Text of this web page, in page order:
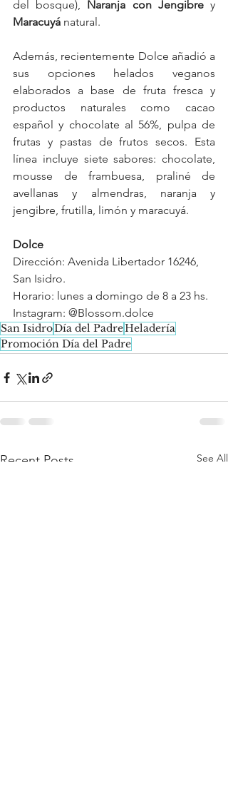
del bosque), Naranja con Jengibre
Maracuyá natural.
Además, recientemente Dolce añadió a
sus opciones helados veganos
elaborados a base de fruta fresca y
productos naturales como cacao
español y chocolate al 56%, pulpa de
frutas y pastas de frutos secos. Esta
línea incluye siete sabores: chocolate,
mousse de frambuesa, praliné de
avellanas y almendras, naranja y
jengibre, frutilla, limón y maracuyá.
Dolce
Dirección: Avenida Libertador 16246,
San Isidro.
Horario: lunes a domingo de 8 a 23 hs.
Instagram: @Blossom.dolce
San IsidroDía del PadreHeladería
Promoción Día del Padre
Recent Posts See All